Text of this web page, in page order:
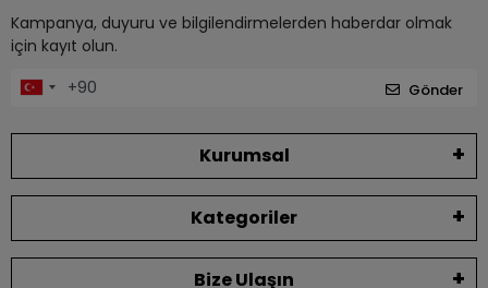
Kampanya, duyuru ve bilgilendirmelerden haberdar olmak
için kayıt olun.
Gönder
Kurumsal
Kategoriler
Bize Ulaşın